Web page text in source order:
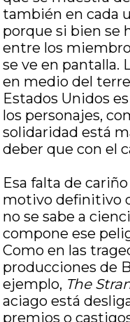
también en cada
porque si bien se
entre los
se ve en pantalla.
en medio del
Estados Unidos
los personajes,
solidaridad está
deber que con el
Esa falta de
motivo definitivo
no se sabe a
compone ese
Como en las
producciones de
ejemplo, The
aciago está
premios o